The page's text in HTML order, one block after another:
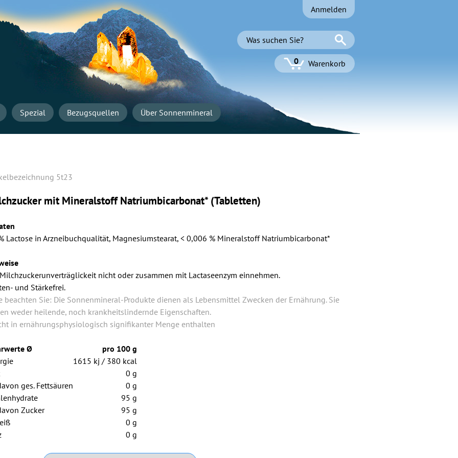
Startseite
Navigation
überspringen
Anmelden
0 Warenkorb
Spezial Bezugsquellen Über Sonnenmineral
5t23
mit Mineralstoff Natriumbi­carbonat* (Tabletten)
Lactose in Arzneibuchqualität, Magnesiumstearat, < 0,006 % Mineralstoff Natriumbi­carbonat*
nicht oder zusammen mit Lactaseenzym einnehmen.
und Stärkefrei.
beachten Sie: Die Sonnenmineral-Produkte dienen als Lebensmittel Zwecken der Ernährung. Sie
weder heilende, noch krankheitslindernde Eigenschaften.
in ernährungsphysiologisch signifikanter Menge enthalten
Ø
pro 100 g
1615 kj / 380 kcal
0 g
ges. Fettsäuren
0 g
95 g
Zucker
95 g
0 g
0 g